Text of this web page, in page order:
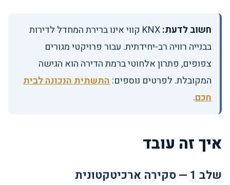
חשוב לדעת:
KNX קווי אינו ברירת המחדל לדירות
בבנייה רוויה רב-יחידתית. עבור פרויקטי מגורים
צפופים, פתרון אלחוטי ברמת הדירה הוא הגישה
המקובלת. לפרטים נוספים:התשתית הנכונה לבית
חכם.
איך זה עובד
שלב 1 — סקירה ארכיטקטונית